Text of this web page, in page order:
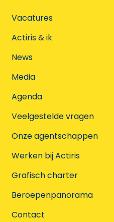
Vacatures
Actiris & ik
News
Media
Agenda
Veelgestelde vragen
Onze agentschappen
Werken bij Actiris
Grafisch charter
Beroepenpanorama
Contact